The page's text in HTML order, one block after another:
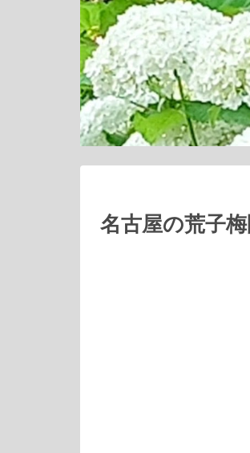
名古屋の荒子